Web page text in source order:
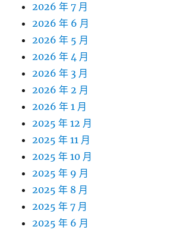
2026 年 7 月
2026 年 6 月
2026 年 5 月
2026 年 4 月
2026 年 3 月
2026 年 2 月
2026 年 1 月
2025 年 12 月
2025 年 11 月
2025 年 10 月
2025 年 9 月
2025 年 8 月
2025 年 7 月
2025 年 6 月